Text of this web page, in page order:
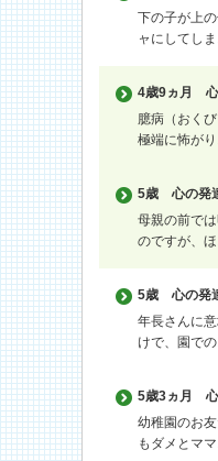
下の子が上
ャにしてしま...
4歳9ヵ月
臆病（おく
極端に怖がり...
5歳
心の発
母親の前で
のですが、ほ...
5歳
心の発
年長さんに
けで、園での...
5歳3ヵ月
幼稚園のお
もダメとママ...